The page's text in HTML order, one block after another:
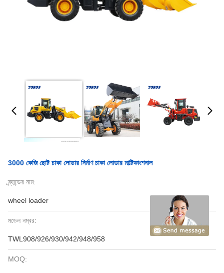
3000 কেজি ছোট চাকা লোডার নির্মাণ চাকা লোডার মাল্টিফাংশনাল
ব্র্যান্ডের নাম:
wheel loader
মডেল নম্বর:
TWL908/926/930/942/948/958
MOQ: